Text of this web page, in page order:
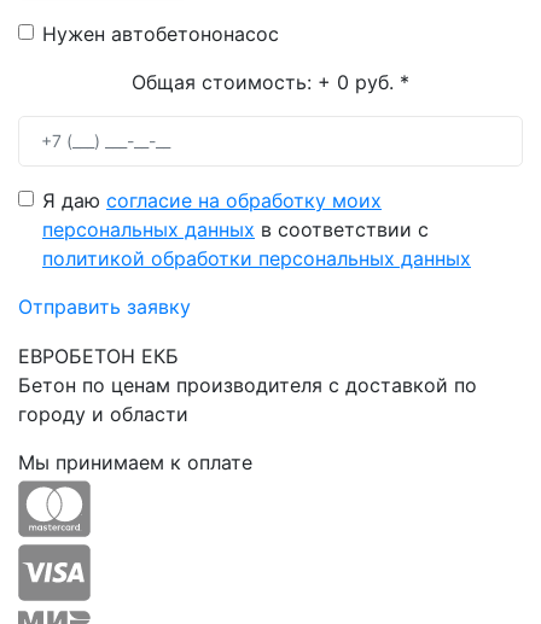
Нужен автобетононасос
Общая стоимость: + 0 руб. *
Я даю согласие на обработку моих
персональных данных в соответствии с
политикой обработки персональных данных
Отправить заявку
ЕВРОБЕТОН ЕКБ
Бетон по ценам производителя с доставкой по
городу и области
Мы принимаем к оплате